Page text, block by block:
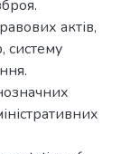
актів,
систему